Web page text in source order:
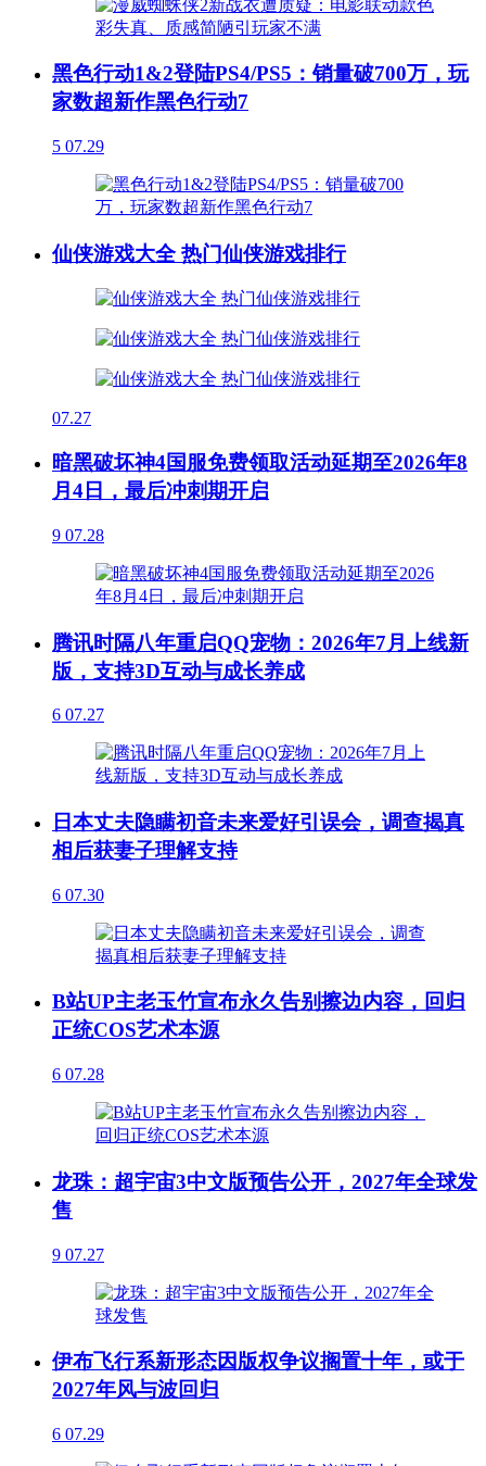
黑色行动1&2登陆PS4/PS5：销量破700万，玩
家数超新作黑色行动7
5 07.29
仙侠游戏大全 热门仙侠游戏排行
07.27
暗黑破坏神4国服免费领取活动延期至2026年8
月4日，最后冲刺期开启
9 07.28
腾讯时隔八年重启QQ宠物：2026年7月上线新
版，支持3D互动与成长养成
6 07.27
日本丈夫隐瞒初音未来爱好引误会，调查揭真
相后获妻子理解支持
6 07.30
B站UP主老玉竹宣布永久告别擦边内容，回归
正统COS艺术本源
6 07.28
龙珠：超宇宙3中文版预告公开，2027年全球发
售
9 07.27
伊布飞行系新形态因版权争议搁置十年，或于
2027年风与波回归
6 07.29